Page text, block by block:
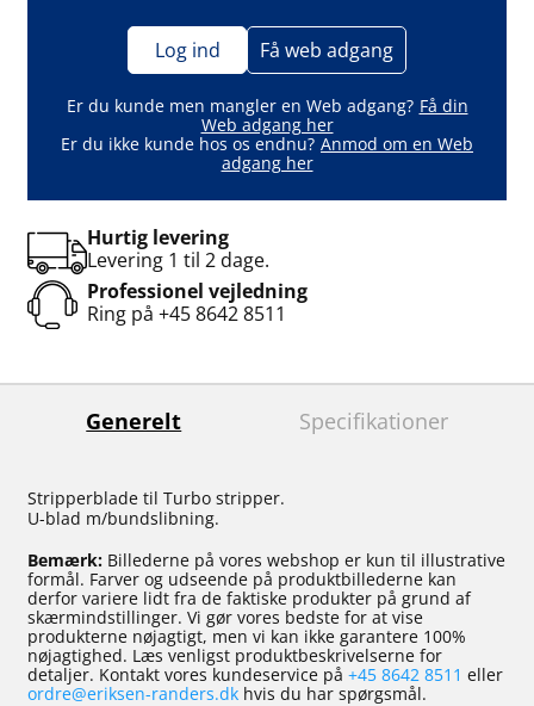
Log ind Få web adgang
Er du kunde men mangler en Web adgang? Få din
Web adgang her
Er du ikke kunde hos os endnu? Anmod om en Web
adgang her
Hurtig levering
Levering 1 til 2 dage.
Professionel vejledning
Ring på +45 8642 8511
Generelt Specifikationer
Stripperblade til Turbo stripper.
U-blad m/bundslibning.
Bemærk: Billederne på vores webshop er kun til illustrative
formål. Farver og udseende på produktbillederne kan
derfor variere lidt fra de faktiske produkter på grund af
skærmindstillinger. Vi gør vores bedste for at vise
produkterne nøjagtigt, men vi kan ikke garantere 100%
nøjagtighed. Læs venligst produktbeskrivelserne for
detaljer. Kontakt vores kundeservice på +45 8642 8511 eller
ordre@eriksen-randers.dk hvis du har spørgsmål.